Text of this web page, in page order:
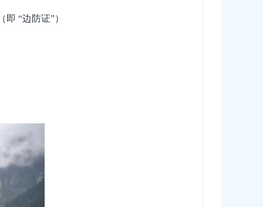
“边防证”）